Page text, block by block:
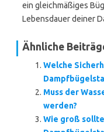
ein gleichmäßiges
Lebensdauer deiner
Ähnliche
Welche
Muss der
werden?
Wie groß